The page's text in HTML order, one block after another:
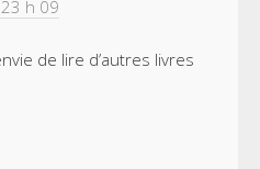
h 09
de lire d’autres livres